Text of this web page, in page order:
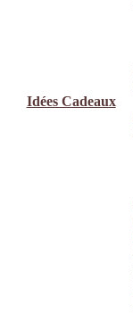
Idées Cadeaux